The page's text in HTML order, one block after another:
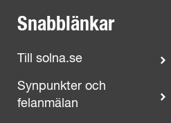
Snabblänkar
Till solna.se
Synpunkter och
felanmälan